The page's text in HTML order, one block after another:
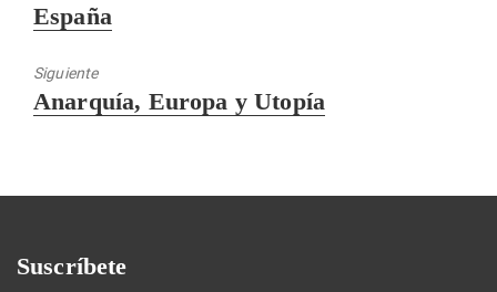
España
Siguiente
Entrada
Anarquía, Europa y Utopía
Suscríbete